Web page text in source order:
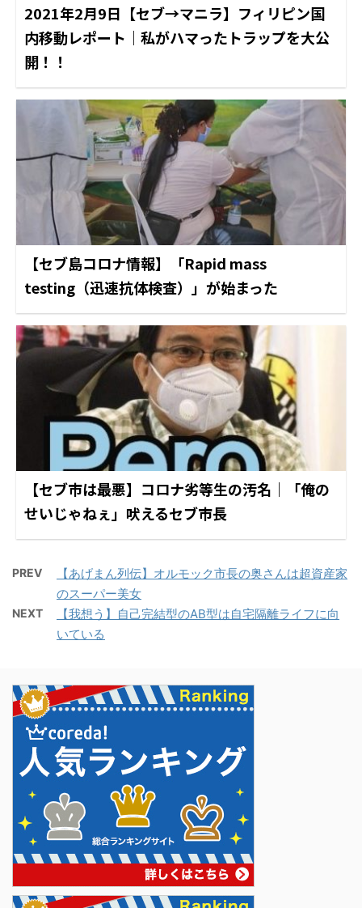
2021年2月9日【セブ→マニラ】フィリピン国
内移動レポート｜私がハマったトラップを大公
開！！
【セブ島コロナ情報】「Rapid mass
testing（迅速抗体検査）」が始まった
【セブ市は最悪】コロナ劣等生の汚名｜「俺の
せいじゃねぇ」吠えるセブ市長
PREV
【あげまん列伝】オルモック市長の奥さんは超資産家
のスーパー美女
NEXT
【我想う】自己完結型のAB型は自宅隔離ライフに向
いている